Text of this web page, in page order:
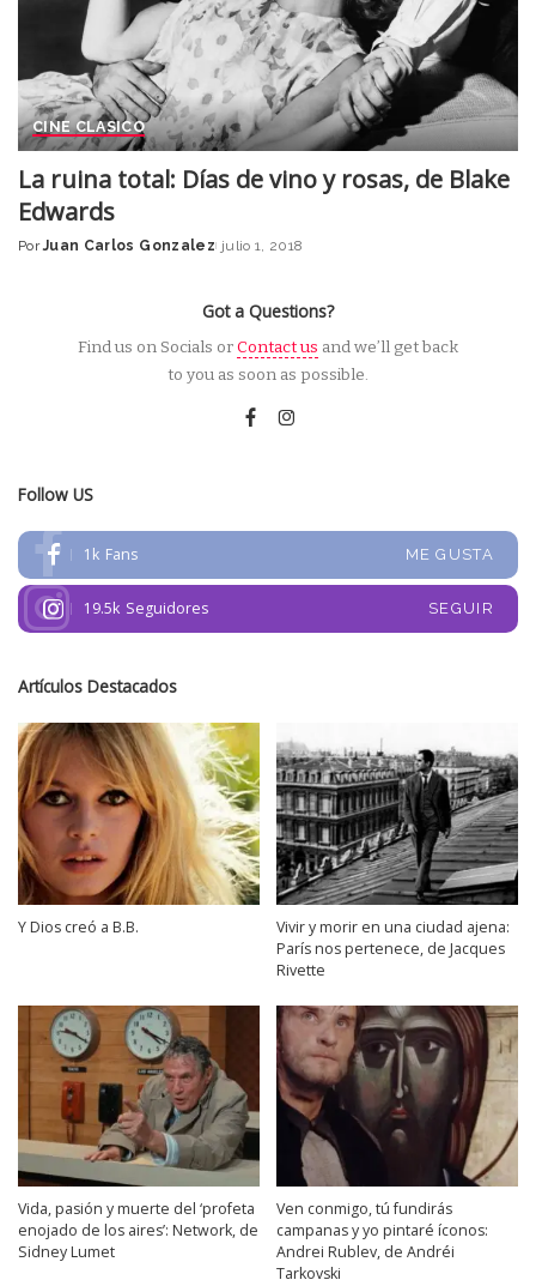
CINE CLASICO
La ruina total: Días de vino y rosas, de Blake
Edwards
Posted
Por Juan Carlos Gonzalez julio 1, 2018
Got a Questions?
Find us on Socials orContact us and we’ll get back
to you as soon as possible.
Follow US
1k Fans ME GUSTA
19.5k Seguidores SEGUIR
Artículos Destacados
Y Dios creó a B.B.
Vivir y morir en una ciudad ajena:
París nos pertenece, de Jacques
Rivette
Vida, pasión y muerte del ‘profeta
enojado de los aires’: Network, de
Sidney Lumet
Ven conmigo, tú fundirás
campanas y yo pintaré íconos:
Andrei Rublev, de Andréi
Tarkovski